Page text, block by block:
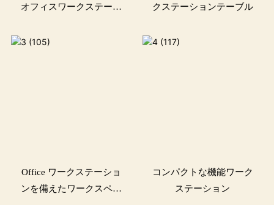
オフィスワークステーシ
クステーションテーブル
Office ワークステーショ
ンを備えたワークスペー
コンパクトな機能ワーク
ステーション